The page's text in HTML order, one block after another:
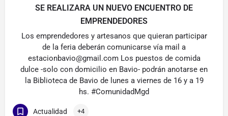
SE REALIZARA UN NUEVO ENCUENTRO DE
EMPRENDEDORES
Los emprendedores y artesanos que quieran participar
de la feria deberán comunicarse vía mail a
estacionbavio@gmail.com Los puestos de comida
dulce -solo con domicilio en Bavio- podrán anotarse en
la Biblioteca de Bavio de lunes a viernes de 16 y a 19
hs. #ComunidadMgd
Actualidad +4